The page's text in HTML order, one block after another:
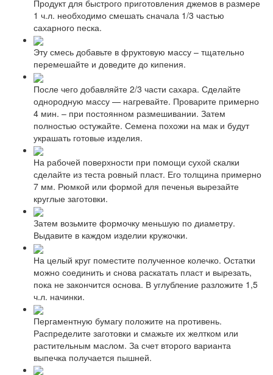
Продукт для быстрого приготовления джемов в размере
1 ч.л. необходимо смешать сначала 1/3 частью
сахарного песка.
Эту смесь добавьте в фруктовую массу – тщательно
перемешайте и доведите до кипения.
После чего добавляйте 2/3 части сахара. Сделайте
однородную массу — нагревайте. Проварите примерно
4 мин. – при постоянном размешивании. Затем
полностью остужайте. Семена похожи на мак и будут
украшать готовые изделия.
На рабочей поверхности при помощи сухой скалки
сделайте из теста ровный пласт. Его толщина примерно
7 мм. Рюмкой или формой для печенья вырезайте
круглые заготовки.
Затем возьмите формочку меньшую по диаметру.
Выдавите в каждом изделии кружочки.
На целый круг поместите полученное колечко. Остатки
можно соединить и снова раскатать пласт и вырезать,
пока не закончится основа. В углубление разложите 1,5
ч.л. начинки.
Пергаментную бумагу положите на противень.
Распределите заготовки и смажьте их желтком или
растительным маслом. За счет второго варианта
выпечка получается пышней.